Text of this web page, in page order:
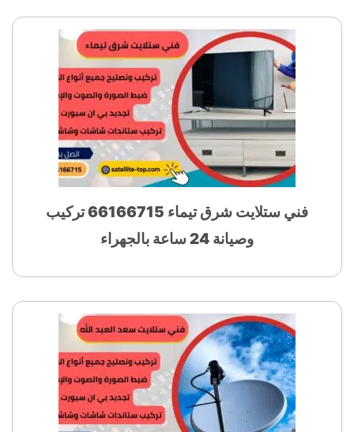
فني ستلايت شرق تيماء 66166715 تركيب
وصيانة 24 ساعة بالجهراء